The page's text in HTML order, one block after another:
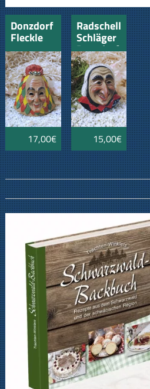
Donzdorf
Fleckle
17,00€
Radschellen
Schläger
Donzdorf
15,00€